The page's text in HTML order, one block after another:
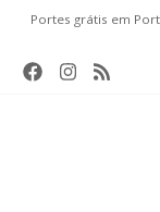
Portes grátis em